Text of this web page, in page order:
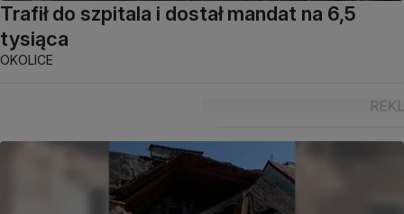
Trafił do szpitala i dostał mandat na 6,5
tysiąca
OKOLICE